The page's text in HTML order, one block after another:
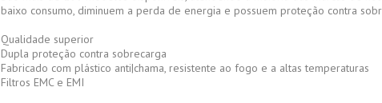
baixo consumo, diminuem a perda de energia e possuem proteção contra
Qualidade superior
Dupla proteção contra sobrecarga
Fabricado com plástico anti|chama, resistente ao fogo e a altas temperaturas
Filtros EMC e EMI